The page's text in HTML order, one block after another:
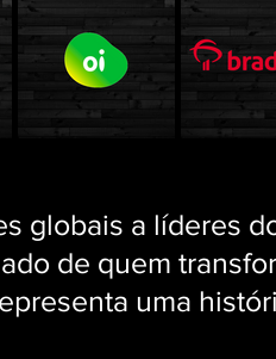
globais a líderes
de quem
uma